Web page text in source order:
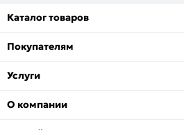
Каталог товаров
Покупателям
Услуги
О компании